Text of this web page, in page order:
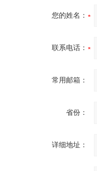
您的姓名：
联系电话：
常用邮箱：
省份：
详细地址：